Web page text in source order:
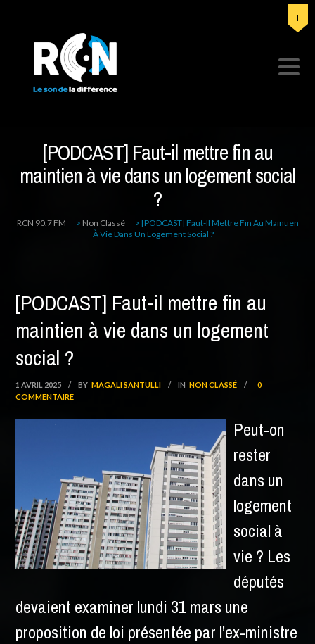
[PODCAST] Faut-il mettre fin au
maintien à vie dans un logement social
?
RCN 90.7 FM > Non Classé > [PODCAST] Faut-Il Mettre Fin Au Maintien
À Vie Dans Un Logement Social ?
[PODCAST] Faut-il mettre fin au
maintien à vie dans un logement
social ?
1 AVRIL 2025 / BY MAGALI SANTULLI / IN NON CLASSÉ /
0
COMMENTAIRE
Peut-on
rester
dans un
logement
social à
vie ? Les
députés
devaient examiner lundi 31 mars une
proposition de loi présentée par l’ex-ministre